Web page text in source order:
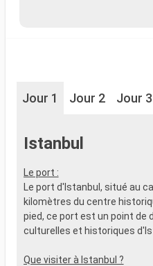
Jour 1 Jour 2 Jour 3
Istanbul
Le port :
Le port d'Istanbul, situé au
kilomètres du centre
pied, ce port est un point de
culturelles et historiques
Que visiter à Istanbul ?